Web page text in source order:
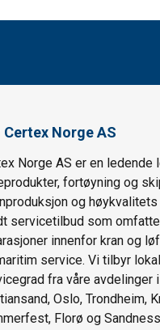
Certex Norge AS
Norge AS er en ledende
fortøyning og
og
servicetilbud som
innenfor kran og
service. Vi tilbyr
fra våre avdelinger
Oslo, Trondheim,
Florø og